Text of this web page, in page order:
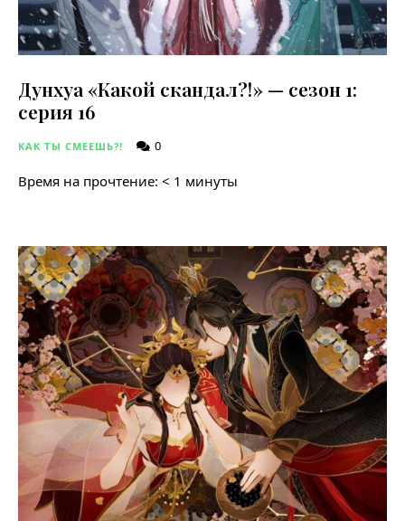
Дунхуа «Какой скандал?!» — сезон 1:
серия 16
КАК ТЫ СМЕЕШЬ?! 0
Время на прочтение: < 1 минуты